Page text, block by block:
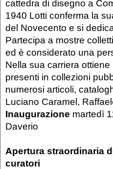
cattedra di disegno a
1940 Lotti conferma la
del Novecento e si
Partecipa a mostre
ed è considerato una
Nella sua carriera
presenti in collezioni
numerosi articoli,
Luciano Caramel,
Inaugurazione martedì
Daverio
Apertura straordinaria
curatori